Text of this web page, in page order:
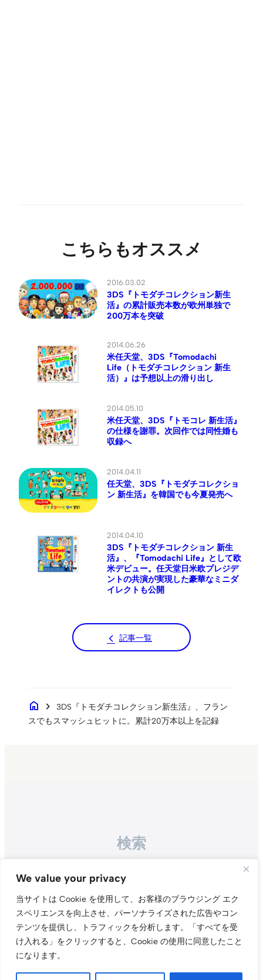
We value your privacy
当サイトは Cookie を使用して、お客様のブラウジング エク
スペリエンスを向上させ、パーソナライズされた広告やコン
テンツを提供し、トラフィックを分析します。
「すべてを受
け入れる」をクリックすると、Cookie の使用に同意したこと
になります。
こちらもオススメ
2016.03.02
3DS『トモダチコレクション新生
活』の累計販売本数が欧州単独で
200万本を突破
2014.06.26
米任天堂、3DS『Tomodachi
Life（トモダチコレクション 新生
活）』は予想以上の滑り出し
2014.05.10
米任天堂、3DS『トモコレ 新生活』
の仕様を謝罪。次回作では同性婚も
収録へ
2014.04.11
任天堂、3DS『トモダチコレクショ
ン 新生活』を韓国でも今夏発売へ
2014.04.10
3DS『トモダチコレクション 新生
活』、『Tomodachi Life』として欧
米デビュー。任天堂日米欧プレジデ
ントの共演が実現した豪華なミニダ
イレクトも公開
記事一覧
home chevron_right
3DS『トモダチコレクション新生活』、フラン
スでもスマッシュヒットに。累計20万本以上を記録
検索
Search